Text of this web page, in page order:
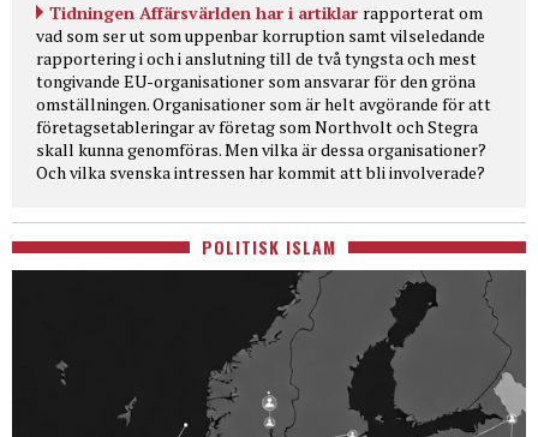
Tidningen Affärsvärlden har i artiklar rapporterat om
vad som ser ut som uppenbar korruption samt vilseledande
rapportering i och i anslutning till de två tyngsta och mest
tongivande EU-organisationer som ansvarar för den gröna
omställningen. Organisationer som är helt avgörande för att
företagsetableringar av företag som Northvolt och Stegra
skall kunna genomföras. Men vilka är dessa organisationer?
Och vilka svenska intressen har kommit att bli involverade?
POLITISK ISLAM